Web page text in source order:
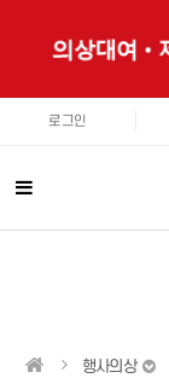
로그인
행사의상